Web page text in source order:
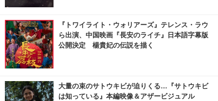
『トワイライト・ウォリアーズ』テレンス・ラウ
ら出演、中国映画『長安のライチ』日本語字幕版
公開決定 楊貴妃の伝説を描く
大量の束のサトウキビが迫りくる…『サトウキビ
は知っている』本編映像＆アザービジュアル